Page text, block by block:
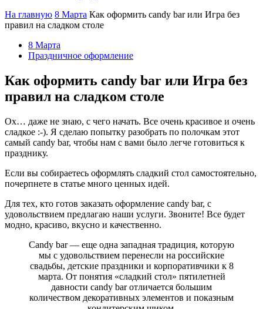
На главную 8 Марта Как оформить candy bar или Игра без
правил на сладком столе
8 Марта
Праздничное оформление
Как оформить candy bar или Игра без
правил на сладком столе
Ох… даже не знаю, с чего начать. Все очень красивое и очень
сладкое :-). Я сделаю попытку разобрать по полочкам этот
самый candy bar, чтобы нам с вами было легче готовиться к
празднику.
Если вы собираетесь оформлять сладкий стол самостоятельно,
почерпнете в статье много ценных идей.
Для тех, кто готов заказать оформление candy bar, с
удовольствием предлагаю наши услуги. Звоните! Все будет
модно, красиво, вкусно и качественно.
Сandy bar — еще одна западная традиция, которую
мы с удовольствием перенесли на российские
свадьбы, детские праздники и корпоративчики к 8
марта. От понятия «сладкий стол» пятилетней
давности candy bar отличается большим
количеством декоративных элементов и показным